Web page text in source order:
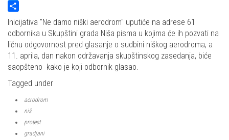
Twitter
Share
Inicijativa "Ne damo niški aerodrom" uputiće na adrese 61
odbornika u Skupštini grada Niša pisma u kojima će ih pozvati na
ličnu odgovornost pred glasanje o sudbini niškog aerodroma, a
11. aprila, dan nakon održavanja skupštinskog zasedanja, biće
saopšteno kako je koji odbornik glasao.
Tagged under
aerodrom
niš
protest
gradjani